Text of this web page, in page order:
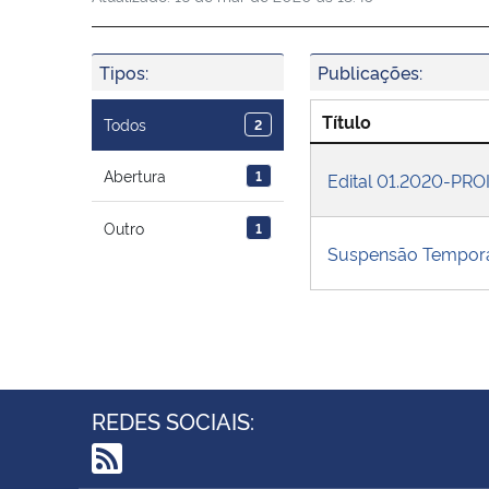
Tipos:
Todos 2
Abertura 1
Outro 1
Publicações:
Título
Edital 01.2020-
Suspensão
REDES SOCIAIS: